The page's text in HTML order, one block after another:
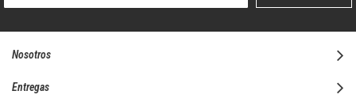
boletín
Nosotros
Entregas